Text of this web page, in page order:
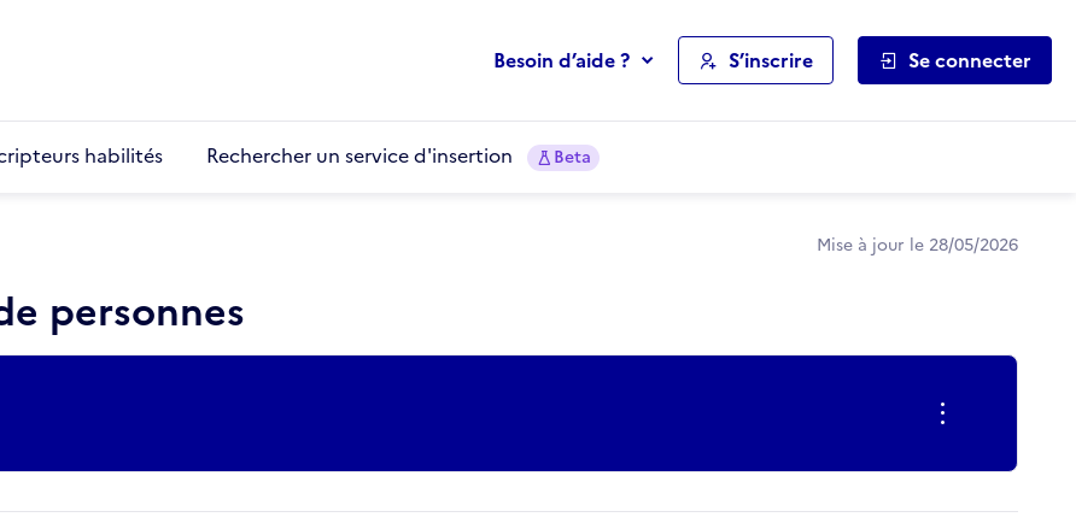
Besoin d’aide ? S’inscrire Se connecter
habilités Rechercher un service d'insertion Beta
Mise à jour le 28/05/2026
personnes